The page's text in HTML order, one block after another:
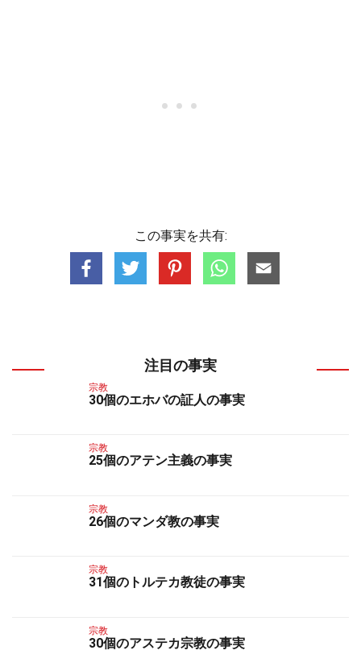
この事実を共有:
注目の事実
宗教
30個のエホバの証人の事実
宗教
25個のアテン主義の事実
宗教
26個のマンダ教の事実
宗教
31個のトルテカ教徒の事実
宗教
30個のアステカ宗教の事実